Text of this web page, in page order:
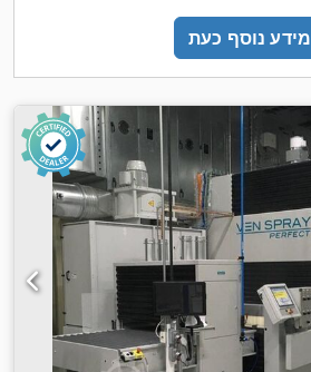
מידע נוסף כעת